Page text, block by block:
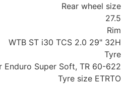
Rear wheel size
27.5
Rim
WTB ST i30 TCS 2.0 29" 32H
Tyre
Super Soft, TR 60-622
Tyre size ETRTO